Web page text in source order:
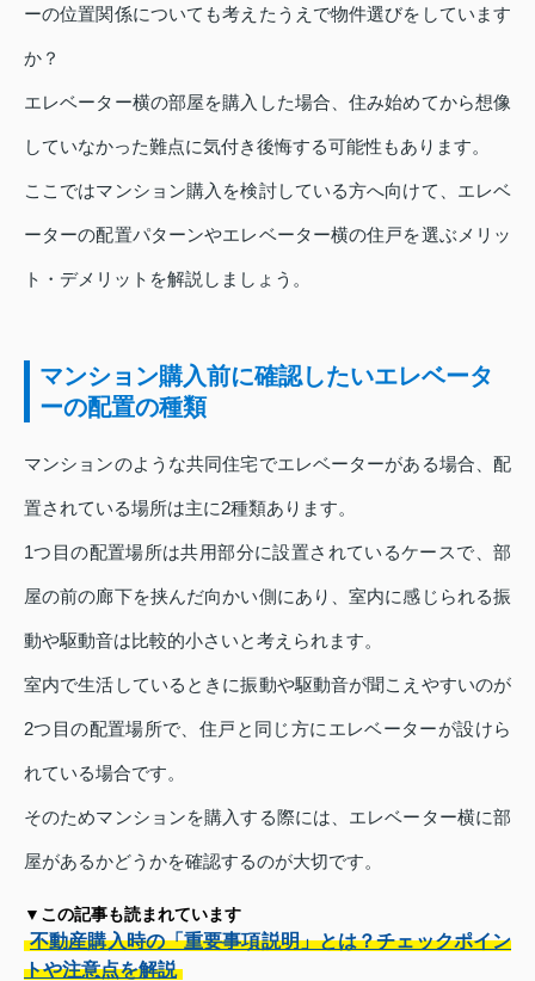
ーの位置関係についても考えたうえで物件選びをしています
か？
エレベーター横の部屋を購入した場合、住み始めてから想像
していなかった難点に気付き後悔する可能性もあります。
ここではマンション購入を検討している方へ向けて、エレベ
ーターの配置パターンやエレベーター横の住戸を選ぶメリッ
ト・デメリットを解説しましょう。
マンション購入前に確認したいエレベータ
ーの配置の種類
マンションのような共同住宅でエレベーターがある場合、配
置されている場所は主に2種類あります。
1つ目の配置場所は共用部分に設置されているケースで、部
屋の前の廊下を挟んだ向かい側にあり、室内に感じられる振
動や駆動音は比較的小さいと考えられます。
室内で生活しているときに振動や駆動音が聞こえやすいのが
2つ目の配置場所で、住戸と同じ方にエレベーターが設けら
れている場合です。
そのためマンションを購入する際には、エレベーター横に部
屋があるかどうかを確認するのが大切です。
▼この記事も読まれています
不動産購入時の「重要事項説明」とは？チェックポイン
トや注意点を解説